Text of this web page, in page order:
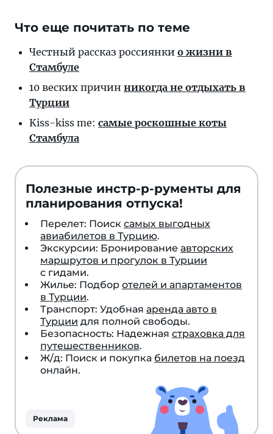
или
балык-
экмека?
Примите
участие
нашем
опросе
расскажите,
что
вы
таки
любите
Турцию.
Заодно
можно
посмотреть,
выбирают
другие
Что еще почитать по теме
Честный рассказ россиянки о жизни в
Стамбуле
10 веских причин никогда не отдыхать в
Турции
Kiss-kiss me: самые роскошные коты
Стамбула
Полезные инстр-р-рументы для
планирования отпуска!
Перелет: Поиск самых выгодных
авиабилетов в Турцию.
Экскурсии: Бронирование авторских
маршрутов и прогулок в Турции
с гидами.
Жилье: Подбор отелей и апартаментов
в Турции.
Транспорт: Удобная аренда авто в
Турции для полной свободы.
Безопасность: Надежная страховка для
путешественников.
Ж/д: Поиск и покупка билетов на поезд
онлайн.
Реклама